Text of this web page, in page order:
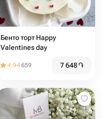
Бенто торт Happy
Valentines day
4.94659 7 648֏